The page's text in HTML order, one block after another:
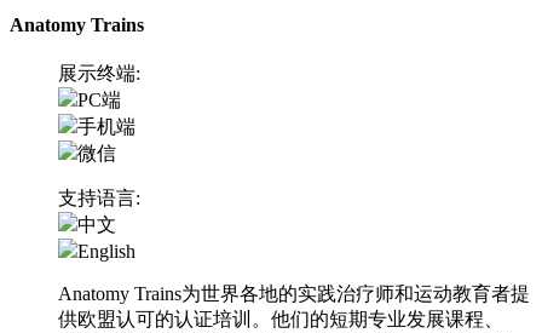
Anatomy Trains
展示终端:
PC端
手机端
微信
支持语言:
中文
English
Anatomy Trains为世界各地的实践治疗师和运动教育者提
供欧盟认可的认证培训。他们的短期专业发展课程、